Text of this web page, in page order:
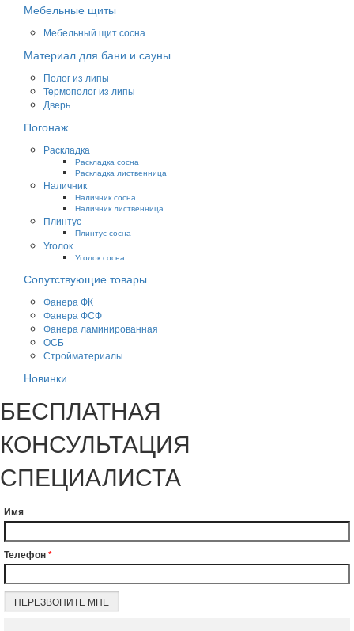
Мебельные щиты
Мебельный щит сосна
Материал для бани и сауны
Полог из липы
Термополог из липы
Дверь
Погонаж
Раскладка
Раскладка сосна
Раскладка лиственница
Наличник
Наличник сосна
Наличник лиственница
Плинтус
Плинтус сосна
Уголок
Уголок сосна
Сопутствующие товары
Фанера ФК
Фанера ФСФ
Фанера ламинированная
ОСБ
Стройматериалы
Новинки
БЕСПЛАТНАЯ
КОНСУЛЬТАЦИЯ
СПЕЦИАЛИСТА
Имя
Телефон*
ПЕРЕЗВОНИТЕ МНЕ